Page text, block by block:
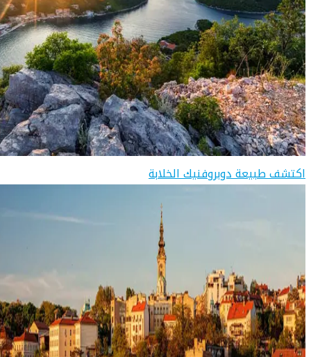
اكتشف طبيعة دوبروفنيك الخلابة